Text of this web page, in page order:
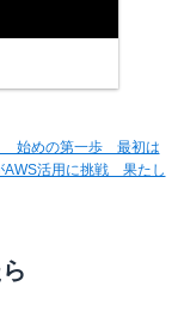
始めの第一歩 最初は
AWS活用に挑戦 果たし